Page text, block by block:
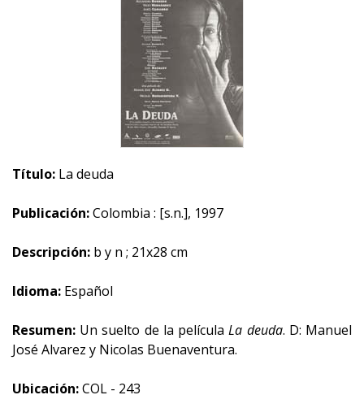
Título: La deuda
Publicación:Colombia : [s.n.], 1997
Descripción: b y n ; 21x28 cm
Idioma: Español
Resumen: Un suelto de la películaLa deuda. D: Manuel
José Alvarez y Nicolas Buenaventura.
Ubicación:COL - 243